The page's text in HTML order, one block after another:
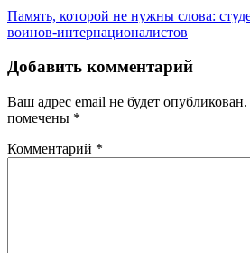
Память, которой не нужны слова:
воинов-интернационалистов
Добавить комментарий
Ваш адрес email не будет опубликован.
помечены *
Комментарий *